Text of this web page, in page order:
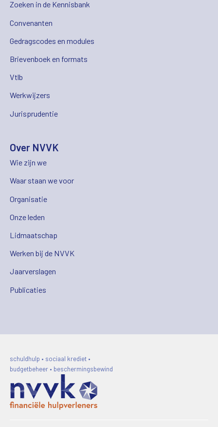
Zoeken in de Kennisbank
Convenanten
Gedragscodes en modules
Brievenboek en formats
Vtlb
Werkwijzers
Jurisprudentie
Over NVVK
Wie zijn we
Waar staan we voor
Organisatie
Onze leden
Lidmaatschap
Werken bij de NVVK
Jaarverslagen
Publicaties
schuldhulp • sociaal krediet •
budgetbeheer • beschermingsbewind